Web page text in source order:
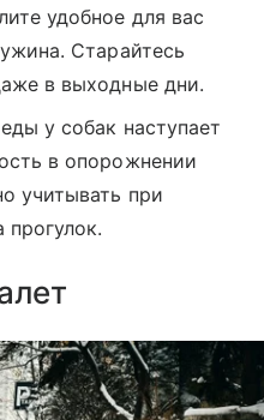
удобное для вас
Старайтесь
в выходные дни.
у собак наступает
в опорожнении
учитывать при
прогулок.